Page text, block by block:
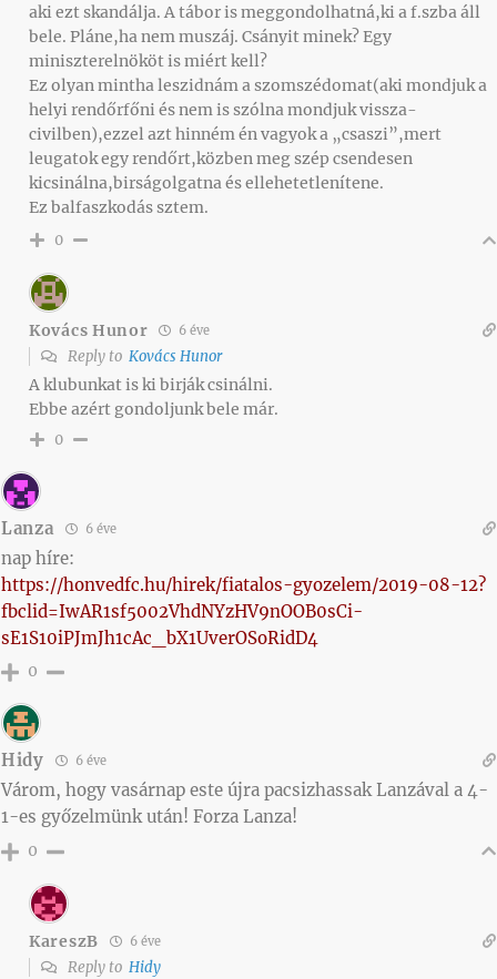
aki ezt skandálja. A tábor is meggondolhatná,ki a f.szba áll
bele. Pláne,ha nem muszáj. Csányit minek? Egy
miniszterelnököt is miért kell?
Ez olyan mintha leszidnám a szomszédomat(aki mondjuk a
helyi rendőrfőni és nem is szólna mondjuk vissza-
civilben),ezzel azt hinném én vagyok a „csaszi”,mert
leugatok egy rendőrt,közben meg szép csendesen
kicsinálna,birságolgatna és ellehetetlenítene.
Ez balfaszkodás sztem.
0
Kovács Hunor 6 éve
Reply to Kovács Hunor
A klubunkat is ki birják csinálni.
Ebbe azért gondoljunk bele már.
0
Lanza 6 éve
nap híre:
https://honvedfc.hu/hirek/fiatalos-gyozelem/2019-08-12?
fbclid=IwAR1sf5002VhdNYzHV9nOOB0sCi-
sE1S10iPJmJh1cAc_bX1UverOSoRidD4
0
Hidy 6 éve
Várom, hogy vasárnap este újra pacsizhassak Lanzával a 4-
1-es győzelmünk után! Forza Lanza!
0
KareszB 6 éve
Reply to Hidy